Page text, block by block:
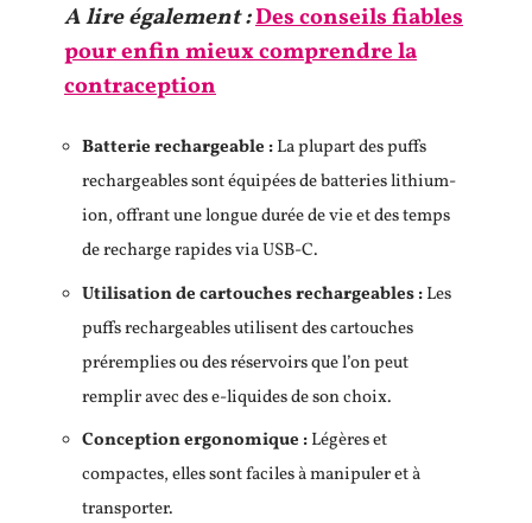
A lire également :Des conseils fiables
pour enfin mieux comprendre la
contraception
Batterie rechargeable :La plupart des puffs
rechargeables sont équipées de batteries lithium-
ion, offrant une longue durée de vie et des temps
de recharge rapides via USB-C.
Utilisation de cartouches rechargeables :Les
puffs rechargeables utilisent des cartouches
préremplies ou des réservoirs que l’on peut
remplir avec des e-liquides de son choix.
Conception ergonomique :Légères et
compactes, elles sont faciles à manipuler et à
transporter.